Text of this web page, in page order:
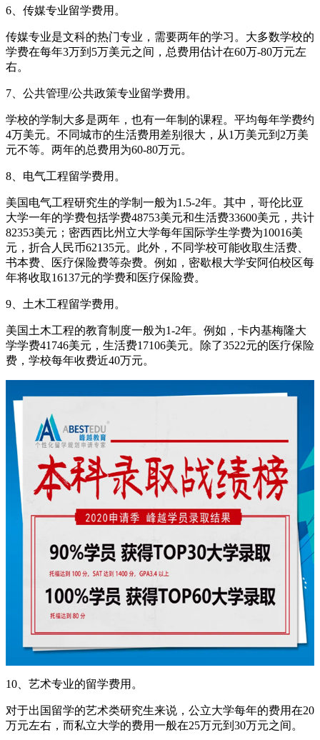
6、传媒专业留学费用。
传媒专业是文科的热门专业，需要两年的学习。大多数学校的
学费在每年3万到5万美元之间，总费用估计在60万-80万元左
右。
7、公共管理/公共政策专业留学费用。
学校的学制大多是两年，也有一年制的课程。平均每年学费约
4万美元。不同城市的生活费用差别很大，从1万美元到2万美
元不等。两年的总费用为60-80万元。
8、电气工程留学费用。
美国电气工程研究生的学制一般为1.5-2年。其中，哥伦比亚
大学一年的学费包括学费48753美元和生活费33600美元，共计
82353美元；密西西比州立大学每年国际学生学费为10016美
元，折合人民币62135元。此外，不同学校可能收取生活费、
书本费、医疗保险费等杂费。例如，密歇根大学安阿伯校区每
年将收取16137元的学费和医疗保险费。
9、土木工程留学费用。
美国土木工程的教育制度一般为1-2年。例如，卡内基梅隆大
学学费41746美元，生活费17106美元。除了3522元的医疗保险
费，学校每年收费近40万元。
10、艺术专业的留学费用。
对于出国留学的艺术类研究生来说，公立大学每年的费用在20
万元左右，而私立大学的费用一般在25万元到30万元之间。